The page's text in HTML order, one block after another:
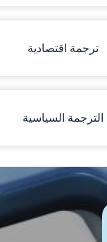
ترجمة اقتصادية
الترجمة السياسية